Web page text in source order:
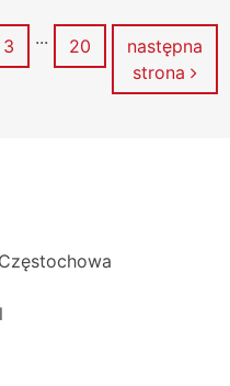
Strona
3 ... Strona
20
następna
strona